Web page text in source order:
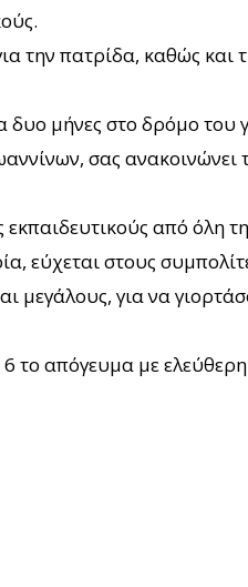
την πατρίδα, καθώς
μήνες στο δρόμο
σας
από όλη
εύχεται στους
μεγάλους, για να
το απόγευμα με